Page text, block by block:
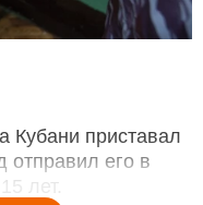
Кубани приставал
отправил его в
лет.